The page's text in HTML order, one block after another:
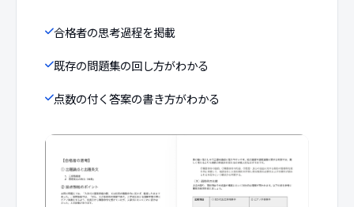
合格者の思考過程を掲載
既存の問題集の回し方がわかる
点数の付く答案の書き方がわかる